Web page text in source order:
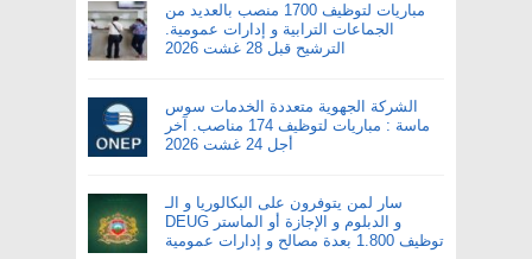
مباريات لتوظيف 1700 منصب بالعديد من
الجماعات الترابية و إدارات عمومية.
الترشيح قبل 28 غشت 2026
الشركة الجهوية متعددة الخدمات سوس
ماسة : مباريات لتوظيف 174 مناصب. آخر
أجل 24 غشت 2026
سار لمن يتوفرون على البكالوريا و الـ
DEUG و الدبلوم و الإجازة أو الماستر
توظيف 1.800 بعدة مصالح و إدارات عمومية